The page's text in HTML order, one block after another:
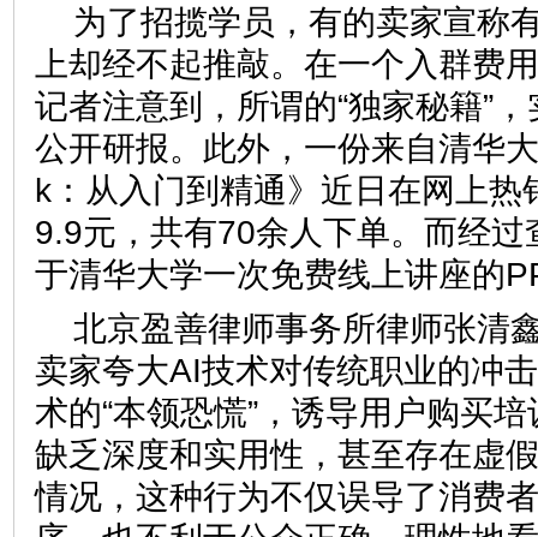
为了招揽学员，有的卖家宣称
上却经不起推敲。在一个入群费
记者注意到，所谓的“独家秘籍”
公开研报。此外，一份来自清华
k：从入门到精通》近日在网上热
9.9元，共有70余人下单。而经过
于清华大学一次免费线上讲座的
北京盈善律师事务所律师张清
卖家夸大AI技术对传统职业的冲
术的“本领恐慌”，诱导用户购买
缺乏深度和实用性，甚至存在虚
情况，这种行为不仅误导了消费